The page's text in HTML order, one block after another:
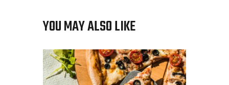
YOU MAY ALSO LIKE